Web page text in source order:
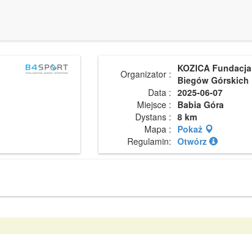
Organizator : KOZICA Fundacja
Biegów Górskich
Data : 2025-06-07
Miejsce : Babia Góra
Dystans : 8 km
Mapa : Pokaż
Regulamin: Otwórz